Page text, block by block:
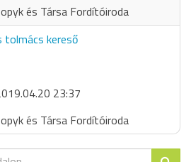
és Társa Fordítóiroda
tolmács kereső
23:37
és Társa Fordítóiroda